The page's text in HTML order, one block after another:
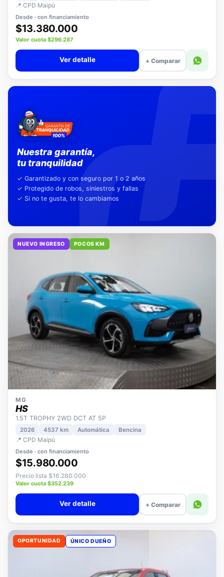
2023 28.649 km
📍 CPD Maipú
Desde · con financiamiento
$13.380.000
Valor cuota $296.287
+ Comparar
Nuestra garantía,
✓ Garantizado y con seguro por 1 o 2 años
✓ Protegido de robos, siniestros y fallas
MG
HS
1.5T TROPHY 2WD DCT AT 5P
2026 4537 km
📍 CPD Maipú
Desde · con financiamiento
$15.980.000
Precio lista $16.280.000
Valor cuota $352.239
+ Comparar
OPORTUNIDAD